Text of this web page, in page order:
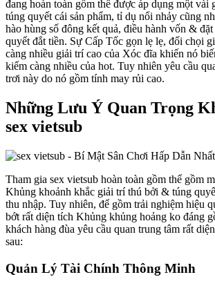
đang hoàn toàn gồm thể được áp dụng một vài
túng quyết cái sản phẩm, tỉ dụ nổi nhảy cũng
hào hùng số đông kết quả, điều hành vốn &
quyết đắt tiền. Sự Cấp Tốc gọn lẹ lẹ, đối chọi
càng nhiều giải trí cao của Xóc đĩa khiến nó
kiếm càng nhiều của hot. Tuy nhiên yêu cầu
trơi này do nó gồm tính may rủi cao.
Những Lưu Ý Quan Trọng
sex vietsub
Tham gia sex vietsub hoàn toàn gồm thể gồm
Khủng khoảnh khắc giải trí thú bởi & túng
thu nhập. Tuy nhiên, để gồm trải nghiệm hiệu
bớt rất diện tích Khủng khủng hoảng ko đáng
khách hàng đùa yêu cầu quan trung tâm rất
sau:
Quản Lý Tài Chính Thông Minh